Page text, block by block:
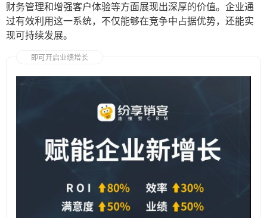
财务管理和增强客户体验等方面展现出深厚的价值。企业通
过有效利用这一系统，不仅能够在竞争中占据优势，还能实
现可持续发展。
即可开启业绩增长